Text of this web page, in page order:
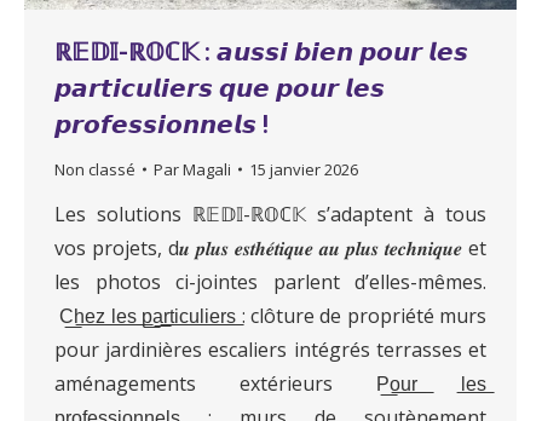
ℝ𝔼𝔻𝕀-ℝ𝕆ℂ𝕂 : 𝙖𝙪𝙨𝙨𝙞 𝙗𝙞𝙚𝙣 𝙥𝙤𝙪𝙧 𝙡𝙚𝙨
𝙥𝙖𝙧𝙩𝙞𝙘𝙪𝙡𝙞𝙚𝙧𝙨 𝙦𝙪𝙚 𝙥𝙤𝙪𝙧 𝙡𝙚𝙨
𝙥𝙧𝙤𝙛𝙚𝙨𝙨𝙞𝙤𝙣𝙣𝙚𝙡𝙨 !
Non classé ParMagali 15 janvier 2026
Les solutions ℝ𝔼𝔻𝕀-ℝ𝕆ℂ𝕂 s’adaptent à tous
vos projets, d𝒖 𝒑𝒍𝒖𝒔 𝒆𝒔𝒕𝒉𝒆́𝒕𝒊𝒒𝒖𝒆 𝒂𝒖 𝒑𝒍𝒖𝒔 𝒕𝒆𝒄𝒉𝒏𝒊𝒒𝒖𝒆 et
les photos ci-jointes parlent d’elles-mêmes.
C͟h͟e͟z͟ ͟l͟e͟s͟ ͟p͟a͟r͟t͟i͟c͟u͟l͟i͟e͟r͟s͟ : clôture de propriété murs
pour jardinières escaliers intégrés terrasses et
aménagements extérieurs P͟o͟u͟r͟ ͟l͟e͟s͟